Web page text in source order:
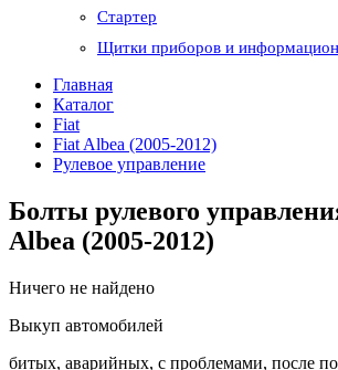
Стартер
Щитки приборов и
Главная
Каталог
Fiat
Fiat Albea (2005-2012)
Рулевое управление
Болты рулевого
Albea (2005-2012)
Ничего не найдено
Выкуп автомобилей
битых, аварийных, с проблемами, после